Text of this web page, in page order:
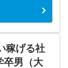
稼げる社
卒男（大